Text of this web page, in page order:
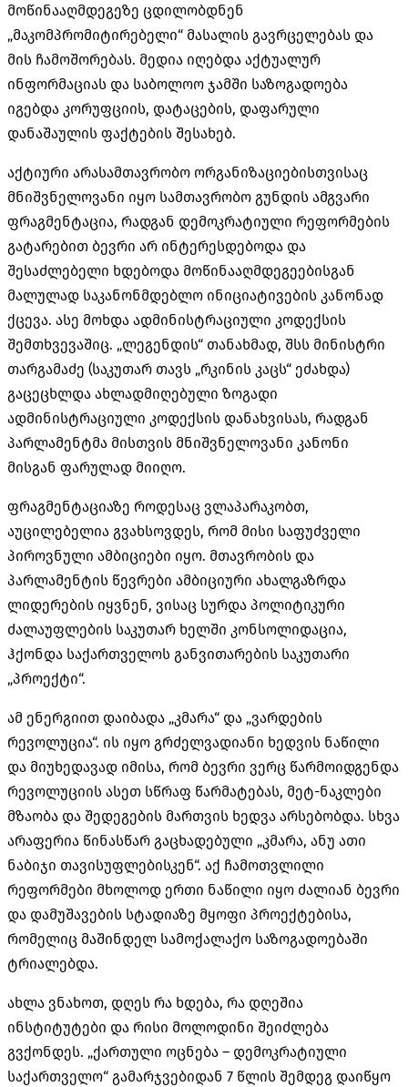
მოწინააღმდეგეზე ცდილობდნენ
„მაკომპრომიტირებელი“ მასალის გავრცელებას და
მის ჩამოშორებას. მედია იღებდა აქტუალურ
ინფორმაციას და საბოლოო ჯამში საზოგადოება
იგებდა კორუფციის, დატაცების, დაფარული
დანაშაულის ფაქტების შესახებ.
აქტიური არასამთავრობო ორგანიზაციებისთვისაც
მნიშვნელოვანი იყო სამთავრობო გუნდის ამგვარი
ფრაგმენტაცია, რადგან დემოკრატიული რეფორმების
გატარებით ბევრი არ ინტერესდებოდა და
შესაძლებელი ხდებოდა მოწინააღმდეგეებისგან
მალულად საკანონმდებლო ინიციატივების კანონად
ქცევა. ასე მოხდა ადმინისტრაციული კოდექსის
შემთხვევაშიც. „ლეგენდის“ თანახმად, შსს მინისტრი
თარგამაძე (საკუთარ თავს „რკინის კაცს“ ეძახდა)
გაცეცხლდა ახლადმიღებული ზოგადი
ადმინისტრაციული კოდექსის დანახვისას, რადგან
პარლამენტმა მისთვის მნიშვნელოვანი კანონი
მისგან ფარულად მიიღო.
ფრაგმენტაციაზე როდესაც ვლაპარაკობთ,
აუცილებელია გვახსოვდეს, რომ მისი საფუძველი
პიროვნული ამბიციები იყო. მთავრობის და
პარლამენტის წევრები ამბიციური ახალგაზრდა
ლიდერების იყვნენ, ვისაც სურდა პოლიტიკური
ძალაუფლების საკუთარ ხელში კონსოლიდაცია,
ჰქონდა საქართველოს განვითარების საკუთარი
„პროექტი“.
ამ ენერგიით დაიბადა „კმარა“ და „ვარდების
რევოლუცია“. ის იყო გრძელვადიანი ხედვის ნაწილი
და მიუხედავად იმისა, რომ ბევრი ვერც წარმოიდგენდა
რევოლუციის ასეთ სწრაფ წარმატებას, მეტ-ნაკლები
მზაობა და შედეგების მართვის ხედვა არსებობდა. სხვა
არაფერია წინასწარ გაცხადებული „კმარა, ანუ ათი
ნაბიჯი თავისუფლებისკენ“. აქ ჩამოთვლილი
რეფორმები მხოლოდ ერთი ნაწილი იყო ძალიან ბევრი
და დამუშავების სტადიაზე მყოფი პროექტებისა,
რომელიც მაშინდელ სამოქალაქო საზოგადოებაში
ტრიალებდა.
ახლა ვნახოთ, დღეს რა ხდება, რა დღეშია
ინსტიტუტები და რისი მოლოდინი შეიძლება
გვქონდეს. „ქართული ოცნება – დემოკრატიული
საქართველო“ გამარჯვებიდან 7 წლის შემდეგ დაიწყო